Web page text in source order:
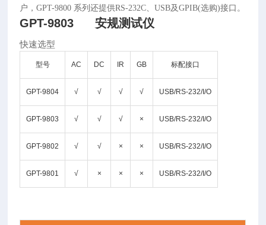
户，GPT-9800 系列还提供RS-232C、USB及GPIB(选购)接口。
GPT-9803 安规测试仪
快速选型
型号 AC DC IR GB 标配接口
GPT-9804 √ √ √ √ USB/RS-232/I/O
GPT-9803 √ √ √ × USB/RS-232/I/O
GPT-9802 √ √ × × USB/RS-232/I/O
GPT-9801 √ × × × USB/RS-232/I/O